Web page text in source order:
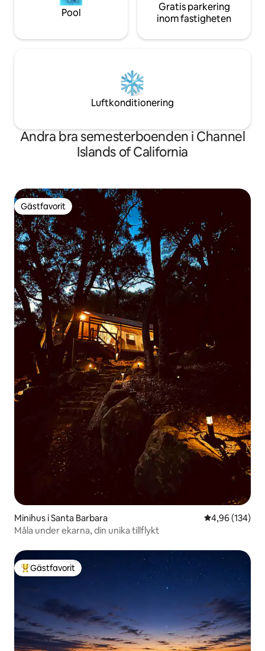
Pool
Gratis parkering
inom fastigheten
Luftkonditionering
Andra bra semesterboenden i Channel
Islands of California
Gästfavorit
Gästfavorit
Minihus i Santa Barbara 4,96 av 5 i
4,96 (134)
Måla under ekarna, din unika tillflykt
Populär gästfavorit
Gästfavorit